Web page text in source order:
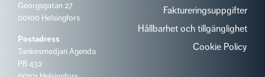
Georgsgatan 27
00100 Helsingfors
Postadress
Tankesmedjan Agenda
PB 432
Faktureringsuppgifter
Hållbarhet och tillgänglighet
Cookie Policy